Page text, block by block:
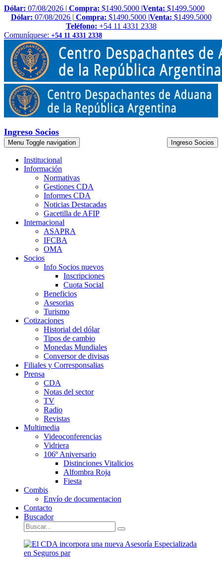
Dólar: 07/08/2026 | Compra: $1490.5000 |Venta: $1499.5000
Dólar: 07/08/2026 | Compra: $1490.5000 |Venta: $1499.5000
Teléfono: +54 11 4331 2338
Comuníquese: +54 11 4331 2338
Ingreso Socios
Menu Toggle navigation Ingreso Socios
Institucional
Información
Normativas
Gestiones CDA
Informes CDA
Noticias Destacadas
Gacetilla de AFIP
Internacional
ASAPRA
IFCBA
OMA
Socios
Info Socios nuevos
Inscripciones
Cuota Social
Beneficios
Asesorias
Turismo
Cotizaciones
Historial del dólar
Tipos de cambio
Monedas Mundiales
Conversor de divisas
Filiales y Corresponsalias
Prensa
CDA
Notas del sector
TV
Radio
Revistas
Multimedia
Videoconferencias
Vidriera
106º Aniversario
Distinciones Vitalicios
Alfombra Roja
Fiesta
Combis
Envío de documentacion
Contacto
Buscador